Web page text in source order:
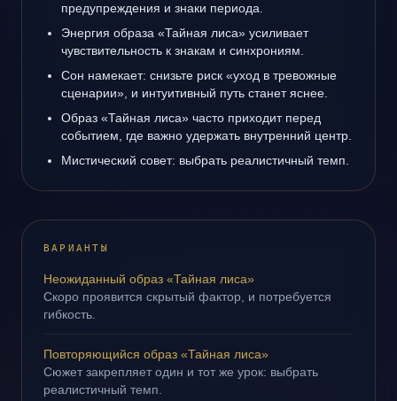
предупреждения и знаки периода.
Энергия образа «Тайная лиса» усиливает
чувствительность к знакам и синхрониям.
Сон намекает: снизьте риск «уход в тревожные
сценарии», и интуитивный путь станет яснее.
Образ «Тайная лиса» часто приходит перед
событием, где важно удержать внутренний центр.
Мистический совет: выбрать реалистичный темп.
ВАРИАНТЫ
Неожиданный образ «Тайная лиса»
Скоро проявится скрытый фактор, и потребуется
гибкость.
Повторяющийся образ «Тайная лиса»
Сюжет закрепляет один и тот же урок: выбрать
реалистичный темп.